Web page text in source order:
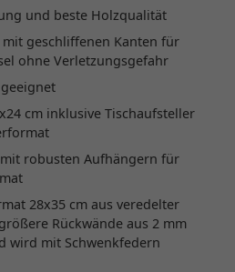
und beste Holzqualität
mit geschliffenen Kanten für
ohne Verletzungsgefahr
cm inklusive Tischaufsteller
robusten Aufhängern für
28x35 cm aus veredelter
Rückwände aus 2 mm
wird mit Schwenkfedern